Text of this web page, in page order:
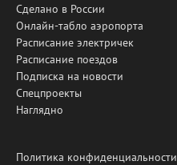
Сделано в России
Онлайн-табло аэропорта
Расписание электричек
Расписание поездов
Подписка на новости
Спецпроекты
Наглядно
Политика конфиденциальности